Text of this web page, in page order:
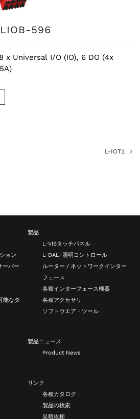
LIOB-596
x Universal I/O (IO), 6 DO (4x
L-IOT1
ョン
ーバー
能なタ
製品
L‑VISタッチパネル
L‑DALI 照明コントロール
ルーター / ネットワークインター
フェース
各種インターフェース機器
各種アクセサリ
ソフトウエア・ツール
製品ニュース
Product News
リンク
各種カタログ
製品の検索
見積依頼